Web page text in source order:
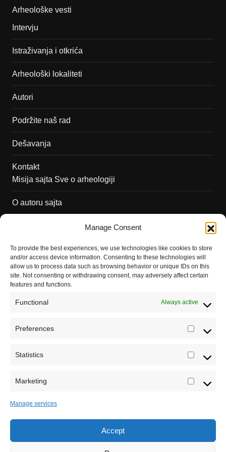
Manage Consent
To provide the best experiences, we use technologies like cookies to store
and/or access device information. Consenting to these technologies will
allow us to process data such as browsing behavior or unique IDs on this
site. Not consenting or withdrawing consent, may adversely affect certain
features and functions.
Functional Always active
Preferences
Statistics
Marketing
Manage services
Accept
srede u 12h saznajte najnovije vesti iz sveta
Arheološke vesti
Intervju
Istraživanja i otkrića
Arheološki lokaliteti
Autori
Podržite naš rad
Dešavanja
Kontakt
Misija sajta Sve o arheologiji
O autoru sajta
Saradnja
Sva prava zadržava Sve o arheologiji 2019-2026